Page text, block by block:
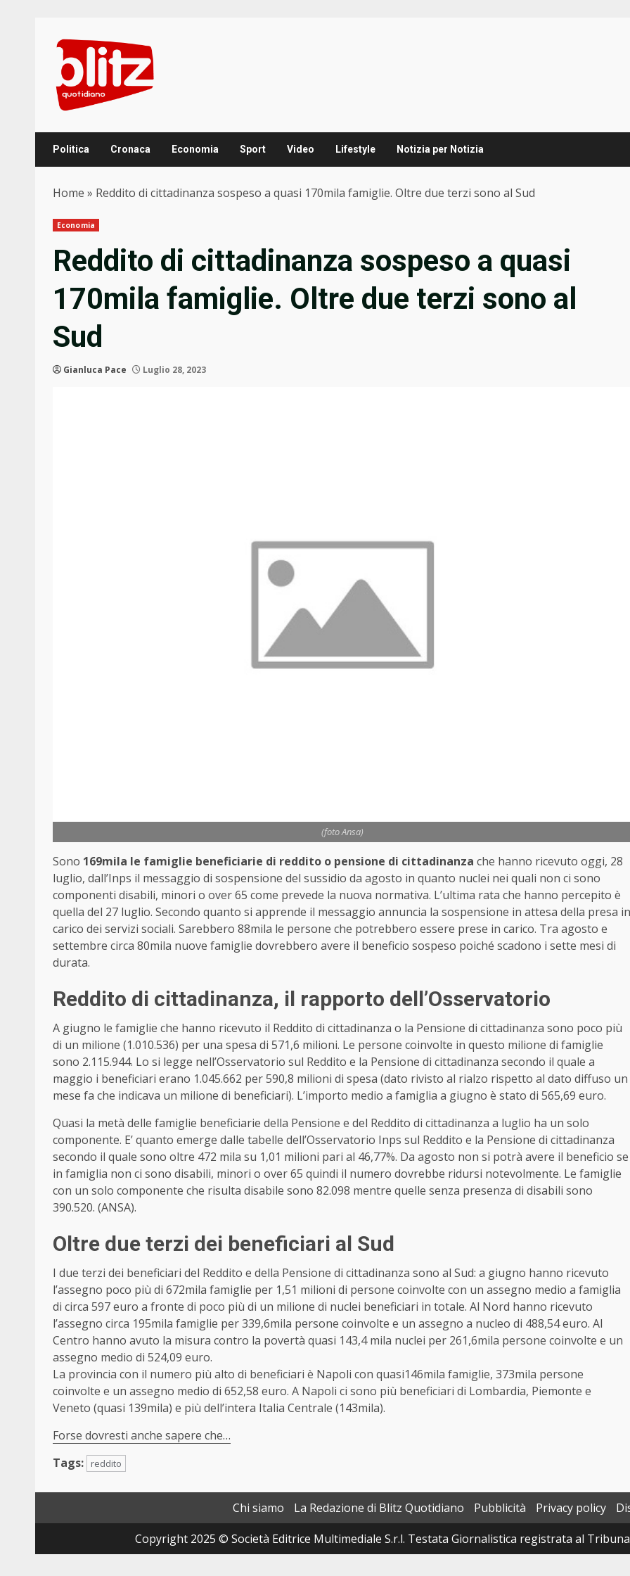
content
Politica Cronaca Economia Sport Video Lifestyle Notizia per Notizia
Home » Reddito di cittadinanza sospeso a quasi 170mila famiglie. Oltre due terzi sono al Sud
Economia
Reddito di cittadinanza sospeso a quasi
170mila famiglie. Oltre due terzi sono al
Sud
Gianluca Pace Luglio 28, 2023
(foto Ansa)
Sono 169mila le famiglie beneficiarie di reddito o pensione di cittadinanza che hanno ricevuto oggi, 28
luglio, dall’Inps il messaggio di sospensione del sussidio da agosto in quanto nuclei nei quali non ci sono
componenti disabili, minori o over 65 come prevede la nuova normativa. L’ultima rata che hanno percepito è
quella del 27 luglio. Secondo quanto si apprende il messaggio annuncia la sospensione in attesa della presa in
carico dei servizi sociali. Sarebbero 88mila le persone che potrebbero essere prese in carico. Tra agosto e
settembre circa 80mila nuove famiglie dovrebbero avere il beneficio sospeso poiché scadono i sette mesi di
durata.
Reddito di cittadinanza, il rapporto dell’Osservatorio
A giugno le famiglie che hanno ricevuto il Reddito di cittadinanza o la Pensione di cittadinanza sono poco più
di un milione (1.010.536) per una spesa di 571,6 milioni. Le persone coinvolte in questo milione di famiglie
sono 2.115.944. Lo si legge nell’Osservatorio sul Reddito e la Pensione di cittadinanza secondo il quale a
maggio i beneficiari erano 1.045.662 per 590,8 milioni di spesa (dato rivisto al rialzo rispetto al dato diffuso un
mese fa che indicava un milione di beneficiari). L’importo medio a famiglia a giugno è stato di 565,69 euro.
Quasi la metà delle famiglie beneficiarie della Pensione e del Reddito di cittadinanza a luglio ha un solo
componente. E’ quanto emerge dalle tabelle dell’Osservatorio Inps sul Reddito e la Pensione di cittadinanza
secondo il quale sono oltre 472 mila su 1,01 milioni pari al 46,77%. Da agosto non si potrà avere il beneficio se
in famiglia non ci sono disabili, minori o over 65 quindi il numero dovrebbe ridursi notevolmente. Le famiglie
con un solo componente che risulta disabile sono 82.098 mentre quelle senza presenza di disabili sono
390.520. (ANSA).
Oltre due terzi dei beneficiari al Sud
I due terzi dei beneficiari del Reddito e della Pensione di cittadinanza sono al Sud: a giugno hanno ricevuto
l’assegno poco più di 672mila famiglie per 1,51 milioni di persone coinvolte con un assegno medio a famiglia
di circa 597 euro a fronte di poco più di un milione di nuclei beneficiari in totale. Al Nord hanno ricevuto
l’assegno circa 195mila famiglie per 339,6mila persone coinvolte e un assegno a nucleo di 488,54 euro. Al
Centro hanno avuto la misura contro la povertà quasi 143,4 mila nuclei per 261,6mila persone coinvolte e un
assegno medio di 524,09 euro.
La provincia con il numero più alto di beneficiari è Napoli con quasi146mila famiglie, 373mila persone
coinvolte e un assegno medio di 652,58 euro. A Napoli ci sono più beneficiari di Lombardia, Piemonte e
Veneto (quasi 139mila) e più dell’intera Italia Centrale (143mila).
Forse dovresti anche sapere che…
Tags:
reddito
Chi siamo La Redazione di Blitz Quotidiano Pubblicità Privacy policy
Copyright 2025 © Società Editrice Multimediale S.r.l. Testata Giornalistica registrata al